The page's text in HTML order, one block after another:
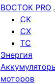
ВОСТОК PRO
СК
СХ
ТС
Энергия
моторов